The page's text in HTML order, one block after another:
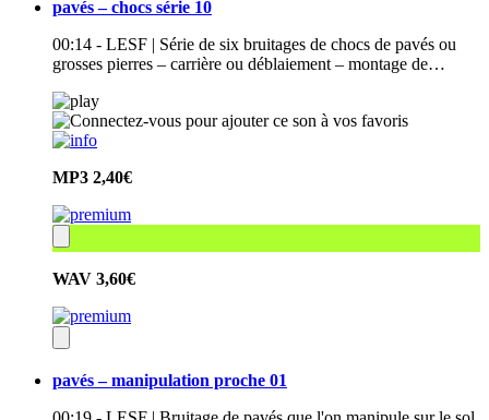
pavés – chocs série 10
00:14 - LESF | Série de six bruitages de chocs de pavés ou
grosses pierres – carrière ou déblaiement – montage de…
MP3 2,40€
WAV 3,60€
pavés – manipulation proche 01